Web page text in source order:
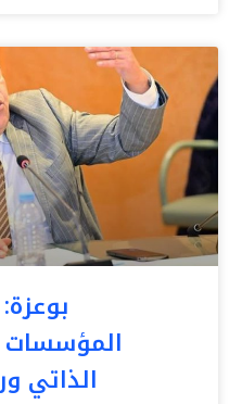
المؤسسات
الذاتي